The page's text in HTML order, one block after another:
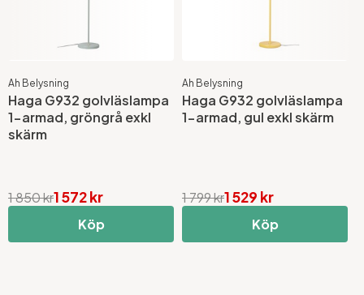
Ah Belysning
Haga G932 golvläslampa
1-armad, gröngrå exkl
skärm
1 572 kr
1 850 kr
Köp
Ah Belysning
Haga G932 golvläslampa
1-armad, gul exkl skärm
1 529 kr
1 799 kr
Köp